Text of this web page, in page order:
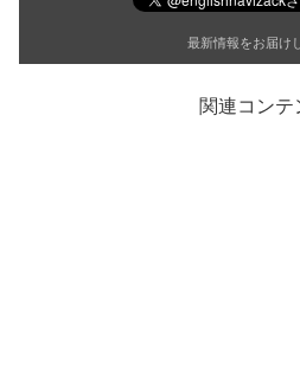
最新情報をお届け
関連コンテ